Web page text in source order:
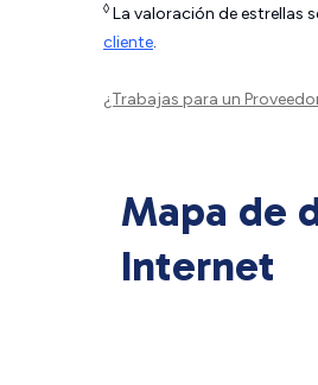
◊ La valoración de estrellas
cliente.
¿Trabajas para un
Mapa de
Internet